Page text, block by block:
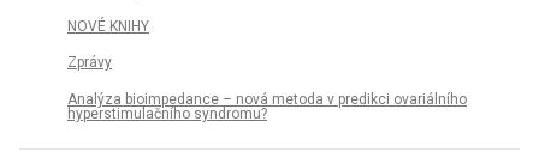
NOVÉ KNIHY
Zprávy
Analýza bioimpedance – nová metoda v predikci ovariálního
hyperstimulačního syndromu?